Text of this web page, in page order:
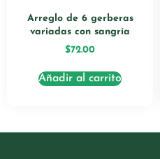
Arreglo de 6 gerberas
variadas con sangría
$72.00
Añadir al carrito